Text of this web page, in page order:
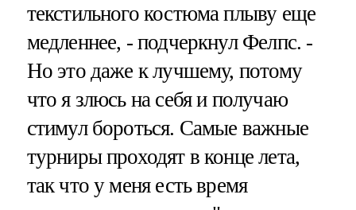
текстильного костюма плыву еще
медленнее, - подчеркнул Фелпс. -
Но это даже к лучшему, потому
что я злюсь на себя и получаю
стимул бороться. Самые важные
турниры проходят в конце лета,
так что у меня есть время